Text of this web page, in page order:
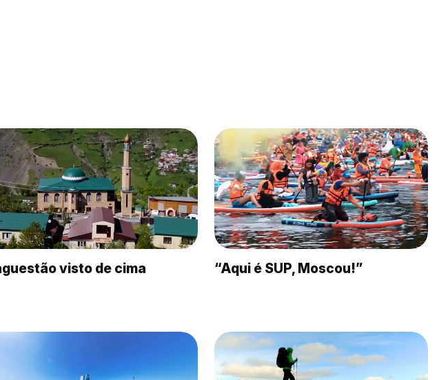
visto de cima “Aqui é SUP, Moscou!”